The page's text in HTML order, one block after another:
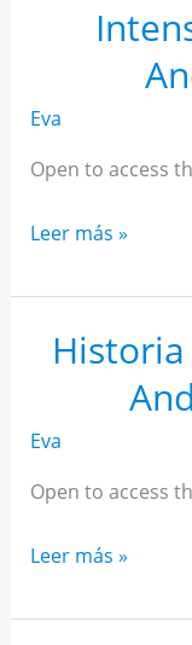
Andalucía
Eva
Open to access
Intensivo
AR
Andalucía
abril
Leer más »
Eva
Open to access
Historia
Rendimiento
Leer más »